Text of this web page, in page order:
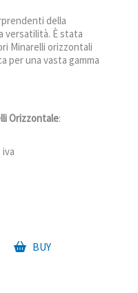
della
versatilità. È stata
Minarelli orizzontali
per una vasta gamma
Orizzontale:
BUY